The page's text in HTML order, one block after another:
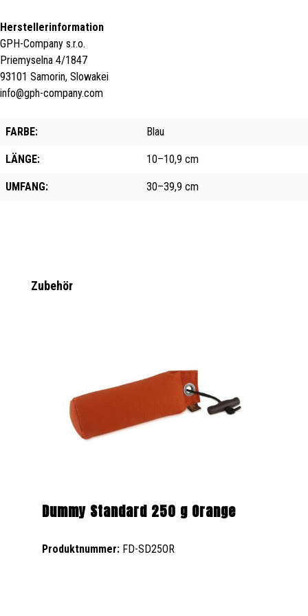
Herstellerinformation
GPH-Company s.r.o.
Priemyselna 4/1847
93101 Samorin, Slowakei
info@gph-company.com
FARBE: Blau
LÄNGE: 10–10,9 cm
UMFANG: 30–39,9 cm
Produktgalerie überspringen
Zubehör
Dummy Standard 250 g Orange
Produktnummer: FD-SD25OR